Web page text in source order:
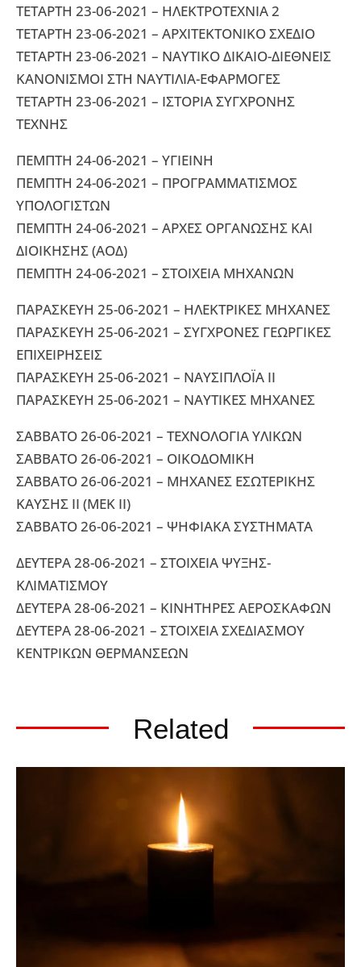
ΤΕΤΑΡΤΗ 23-06-2021 – ΗΛΕΚΤΡΟΤΕΧΝΙΑ 2
ΤΕΤΑΡΤΗ 23-06-2021 – ΑΡΧΙΤΕΚΤΟΝΙΚΟ ΣΧΕΔΙΟ
ΤΕΤΑΡΤΗ 23-06-2021 – ΝΑΥΤΙΚΟ ΔΙΚΑΙΟ-ΔΙΕΘΝΕΙΣ
ΚΑΝΟΝΙΣΜΟΙ ΣΤΗ ΝΑΥΤΙΛΙΑ-ΕΦΑΡΜΟΓΕΣ
ΤΕΤΑΡΤΗ 23-06-2021 – ΙΣΤΟΡΙΑ ΣΥΓΧΡΟΝΗΣ
ΤΕΧΝΗΣ
ΠΕΜΠΤΗ 24-06-2021 – ΥΓΙΕΙΝΗ
ΠΕΜΠΤΗ 24-06-2021 – ΠΡΟΓΡΑΜΜΑΤΙΣΜΟΣ
ΥΠΟΛΟΓΙΣΤΩΝ
ΠΕΜΠΤΗ 24-06-2021 – ΑΡΧΕΣ ΟΡΓΑΝΩΣΗΣ ΚΑΙ
ΔΙΟΙΚΗΣΗΣ (ΑΟΔ)
ΠΕΜΠΤΗ 24-06-2021 – ΣΤΟΙΧΕΙΑ ΜΗΧΑΝΩΝ
ΠΑΡΑΣΚΕΥΗ 25-06-2021 – ΗΛΕΚΤΡΙΚΕΣ ΜΗΧΑΝΕΣ
ΠΑΡΑΣΚΕΥΗ 25-06-2021 – ΣΥΓΧΡΟΝΕΣ ΓΕΩΡΓΙΚΕΣ
ΕΠΙΧΕΙΡΗΣΕΙΣ
ΠΑΡΑΣΚΕΥΗ 25-06-2021 – ΝΑΥΣΙΠΛΟΪΑ ΙΙ
ΠΑΡΑΣΚΕΥΗ 25-06-2021 – ΝΑΥΤΙΚΕΣ ΜΗΧΑΝΕΣ
ΣΑΒΒΑΤΟ 26-06-2021 – ΤΕΧΝΟΛΟΓΙΑ ΥΛΙΚΩΝ
ΣΑΒΒΑΤΟ 26-06-2021 – ΟΙΚΟΔΟΜΙΚΗ
ΣΑΒΒΑΤΟ 26-06-2021 – ΜΗΧΑΝΕΣ ΕΣΩΤΕΡΙΚΗΣ
ΚΑΥΣΗΣ II (ΜΕΚ ΙΙ)
ΣΑΒΒΑΤΟ 26-06-2021 – ΨΗΦΙΑΚΑ ΣΥΣΤΗΜΑΤΑ
ΔΕΥΤΕΡΑ 28-06-2021 – ΣΤΟΙΧΕΙΑ ΨΥΞΗΣ-
ΚΛΙΜΑΤΙΣΜΟΥ
ΔΕΥΤΕΡΑ 28-06-2021 – ΚΙΝΗΤΗΡΕΣ ΑΕΡΟΣΚΑΦΩΝ
ΔΕΥΤΕΡΑ 28-06-2021 – ΣΤΟΙΧΕΙΑ ΣΧΕΔΙΑΣΜΟΥ
ΚΕΝΤΡΙΚΩΝ ΘΕΡΜΑΝΣΕΩΝ
Related